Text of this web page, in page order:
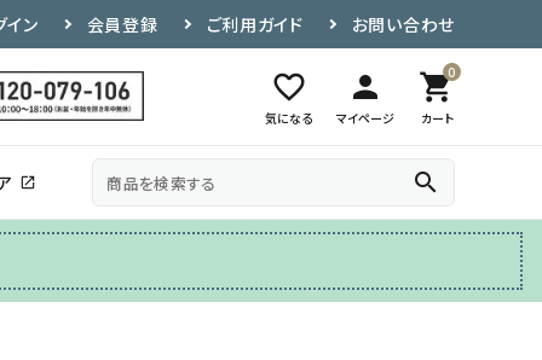
イン 会員登録 ご利用ガイド お問い合わせ
favorite_border
気になる
person
マイページ
0
shopping_cart
カート
その他
テレビ台
open_in_new search